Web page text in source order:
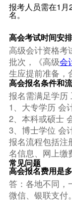
报考人员需在1
名。
高会考试时间安排
高级会计资格考
批次，《高级会
生应提前准备，
高会报名条件和
报名需满足学历
1、大专学历 会
2、本科或硕士
3、博士学位 会
报名流程包括注
名信息、网上缴
常见问题
高会报名费用是
答：各地不同，
微信、银联支付。